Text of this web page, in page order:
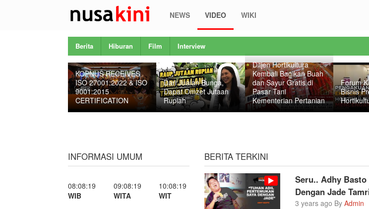
NEWS VIDEO WIKI
Berita Hiburan Film Interview
KOPNUS RECEIVES
ISO 27001:2022 & ISO
9001:2015
CERTIFICATION
Dari Jualan Bunga,
Dapat Omzet Jutaan
Rupiah
Ditjen Hortikultura
Kembali Bagikan Buah
dan Sayur Gratis di
Pasar Tani
Kementerian Pertanian
Forum
Bisnis
INFORMASI UMUM
08:08:19
WIB
09:08:19
WITA
10:08:19
WIT
BERITA TERKINI
Seru.. Adhy
Dengan Jade
3 years ago ByAdmin